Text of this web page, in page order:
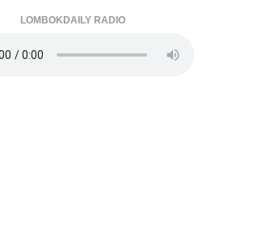
LOMBOKDAILY RADIO